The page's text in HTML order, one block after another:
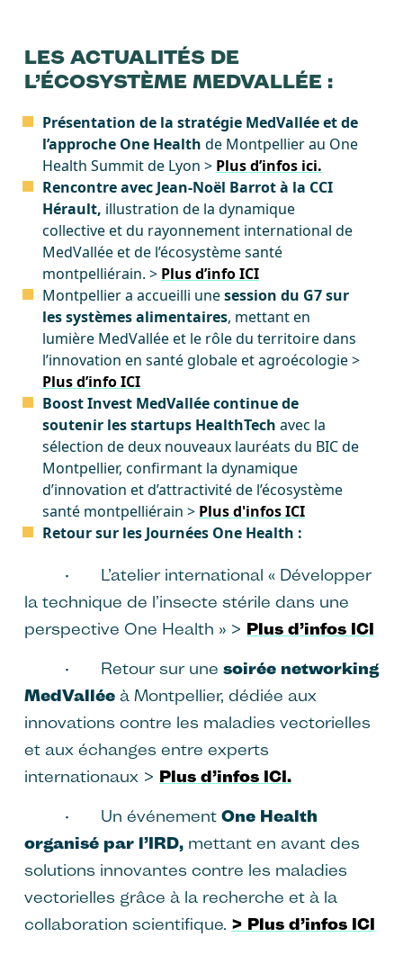
LES ACTUALITÉS DE
L’ÉCOSYSTÈME MEDVALLÉE :
Présentation de la stratégie MedVallée et de
l’approche One Health de Montpellier au One
Health Summit de Lyon > Plus d’infos ici.
Rencontre avec Jean-Noël Barrot à la CCI
Hérault, illustration de la dynamique
collective et du rayonnement international de
MedVallée et de l’écosystème santé
montpelliérain. > Plus d’info ICI
Montpellier a accueilli unesession du G7 sur
les systèmes alimentaires, mettant en
lumière MedVallée et le rôle du territoire dans
l’innovation en santé globale et agroécologie >
Plus d’info ICI
Boost Invest MedVallée continue de
soutenir les startups HealthTech avec la
sélection de deux nouveaux lauréats du BIC de
Montpellier, confirmant la dynamique
d’innovation et d’attractivité de l’écosystème
santé montpelliérain > Plus d'infos ICI
Retour sur les Journées One Health :
· L’atelier international « Développer
la technique de l’insecte stérile dans une
perspective One Health » > Plus d’infos ICI
· Retour sur une soirée networking
MedVallée à Montpellier, dédiée aux
innovations contre les maladies vectorielles
et aux échanges entre experts
internationaux > Plus d’infos ICI.
· Un événement One Health
organisé par l’IRD, mettant en avant des
solutions innovantes contre les maladies
vectorielles grâce à la recherche et à la
collaboration scientifique. > Plus d’infos ICI